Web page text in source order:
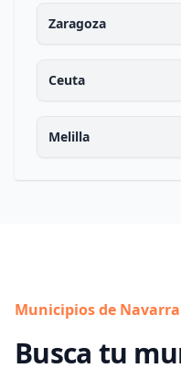
Zaragoza
Ceuta
Melilla
Municipios de Navarra
Busca tu